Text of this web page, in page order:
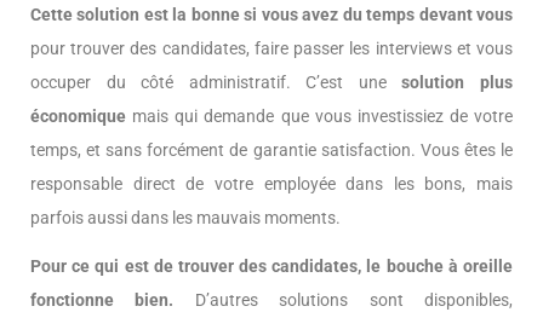
Cette solution est la bonne si vous avez du temps devant vous
pour trouver des candidates, faire passer les interviews et vous
occuper du côté administratif. C’est unesolution plus
économique mais qui demande que vous investissiez de votre
temps, et sans forcément de garantie satisfaction. Vous êtes le
responsable direct de votre employée dans les bons, mais
parfois aussi dans les mauvais moments.
Pour ce qui est de trouver des candidates, le bouche à oreille
fonctionne bien. D’autres solutions sont disponibles,